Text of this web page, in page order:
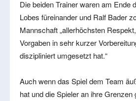
Die beiden Trainer waren am Ende
Lobes füreinander und Ralf Bader
Mannschaft „allerhöchsten
Vorgaben in sehr kurzer
diszipliniert umgesetzt hat.“
Auch wenn das Spiel dem Team
hat und die Spieler an ihre Grenzen